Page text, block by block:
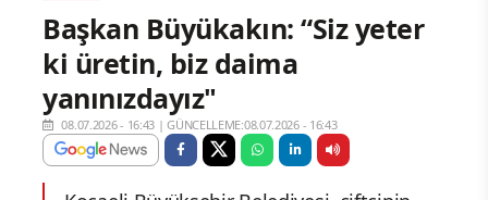
Başkan Büyükakın: “Siz yeter
ki üretin, biz daima
yanınızdayız"
08.07.2026 - 16:43 |GÜNCELLEME:08.07.2026 - 16:43